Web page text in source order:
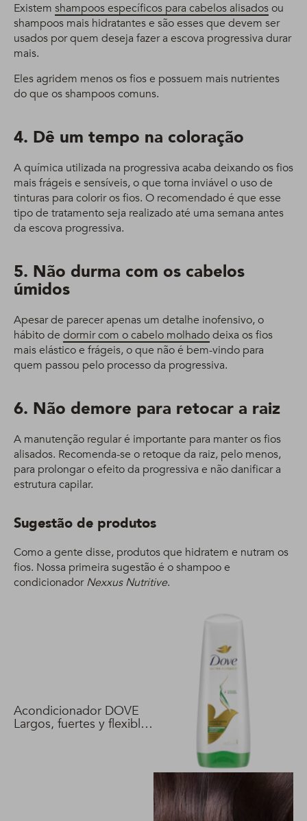
Existem shampoos específicos para cabelos alisadosou
shampoos mais hidratantes e são esses que devem ser
usados por quem deseja fazer a escova progressiva durar
mais.
Eles agridem menos os fios e possuem mais nutrientes
do que os shampoos comuns.
4. Dê um tempo na coloração
A química utilizada na progressiva acaba deixando os fios
mais frágeis e sensíveis, o que torna inviável o uso de
tinturas para colorir os fios. O recomendado é que esse
tipo de tratamento seja realizado até uma semana antes
da escova progressiva.
5. Não durma com os cabelos
úmidos
Apesar de parecer apenas um detalhe inofensivo, o
hábito de dormir com o cabelo molhadodeixa os fios
mais elástico e frágeis, o que não é bem-vindo para
quem passou pelo processo da progressiva.
6. Não demore para retocar a raiz
A manutenção regular é importante para manter os fios
alisados. Recomenda-se o retoque da raiz, pelo menos,
para prolongar o efeito da progressiva e não danificar a
estrutura capilar.
Sugestão de produtos
Como a gente disse, produtos que hidratem e nutram os
fios. Nossa primeira sugestão é o shampoo e
condicionadorNexxus Nutritive.
Acondicionador DOVE
Largos, fuertes y flexibles